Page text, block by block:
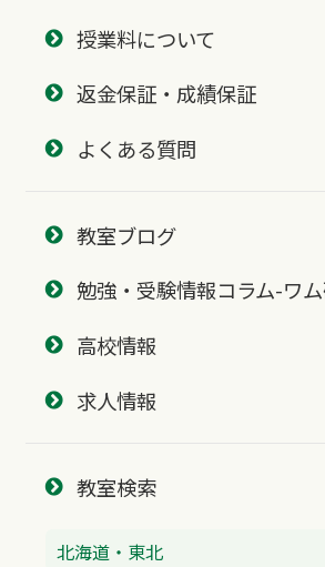
授業料について
返金保証・成績保証
よくある質問
教室ブログ
勉強・受験情報コラム-ワ
高校情報
求人情報
教室検索
北海道・東北